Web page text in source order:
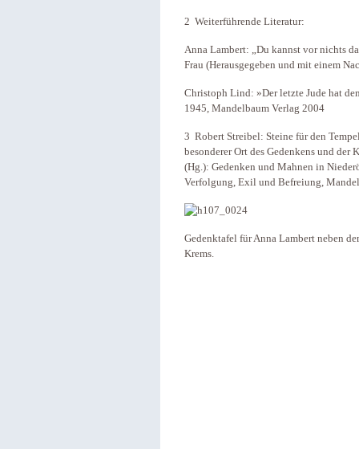
2 Weiterführende Literatur:
Anna Lambert: „Du kannst vor nichts
Frau (Herausgegeben und mit einem
Christoph Lind: »Der letzte Jude hat
1945, Mandelbaum Verlag 2004
3 Robert Streibel: Steine für den
besonderer Ort des Gedenkens und
(Hg.): Gedenken und Mahnen in
Verfolgung, Exil und Befreiung,
Gedenktafel für Anna Lambert neben
Krems.